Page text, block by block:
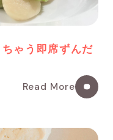
ちゃう即席ずんだ
Read More